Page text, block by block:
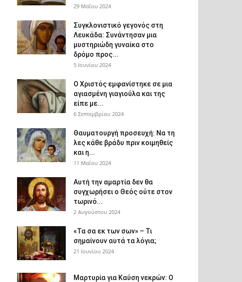
29 Μαΐου 2024
Συγκλονιστικό γεγονός στη
Λευκάδα: Συνάντησαν μια
μυστηριώδη γυναίκα στο
δρόμο προς...
5 Ιουνίου 2024
Ο Χριστός εμφανίστηκε σε μια
αγιασμένη γιαγιούλα και της
είπε με...
6 Σεπτεμβρίου 2024
Θαυματουργή προσευχή: Να τη
λες κάθε βράδυ πριν κοιμηθείς
και η...
11 Μαΐου 2024
Αυτή την αμαρτία δεν θα
συγχωρήσει ο Θεός ούτε στον
τωρινό...
2 Αυγούστου 2024
«Τα σα εκ των σων» – Τι
σημαίνουν αυτά τα λόγια;
21 Ιουνίου 2024
Μαρτυρία για Καύση νεκρών: Ο